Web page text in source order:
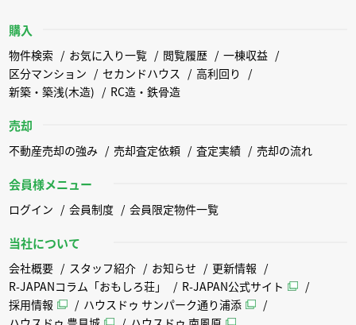
購入
物件検索 お気に入り一覧 閲覧履歴
一棟収益
区分マンション
セカンドハウス
高利回り
新築・築浅(木造)
RC造・鉄骨造
売却
不動産売却の強み 売却査定依頼 査定実績 売却の流れ
会員様メニュー
ログイン 会員制度 会員限定物件一覧
当社について
会社概要 スタッフ紹介 お知らせ
更新情報
R-JAPANコラム「おもしろ荘」
R-JAPAN公式サイト
採用情報
ハウスドゥ サンパーク通り浦添